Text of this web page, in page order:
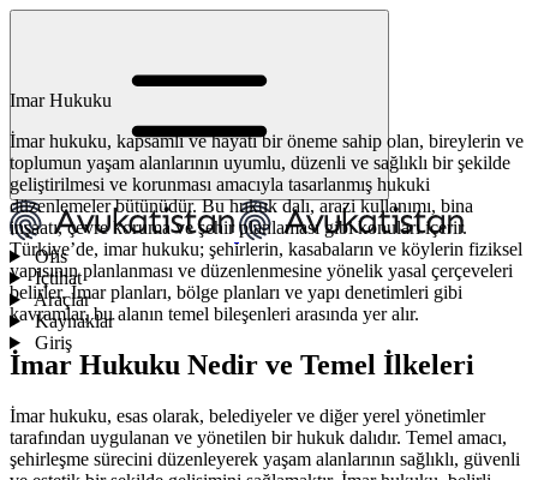
Ofis
İçtihat
Araçlar
Kaynaklar
Giriş
Imar Hukuku
İmar hukuku, kapsamlı ve hayati bir öneme sahip olan, bireylerin ve
toplumun yaşam alanlarının uyumlu, düzenli ve sağlıklı bir şekilde
geliştirilmesi ve korunması amacıyla tasarlanmış hukuki
düzenlemeler bütünüdür. Bu hukuk dalı, arazi kullanımı, bina
inşaatı, çevre koruma ve şehir planlaması gibi konuları içerir.
Türkiye’de, imar hukuku; şehirlerin, kasabaların ve köylerin fiziksel
yapısının planlanması ve düzenlenmesine yönelik yasal çerçeveleri
belirler. İmar planları, bölge planları ve yapı denetimleri gibi
kavramlar, bu alanın temel bileşenleri arasında yer alır.
İmar Hukuku Nedir ve Temel İlkeleri
İmar hukuku, esas olarak, belediyeler ve diğer yerel yönetimler
tarafından uygulanan ve yönetilen bir hukuk dalıdır. Temel amacı,
şehirleşme sürecini düzenleyerek yaşam alanlarının sağlıklı, güvenli